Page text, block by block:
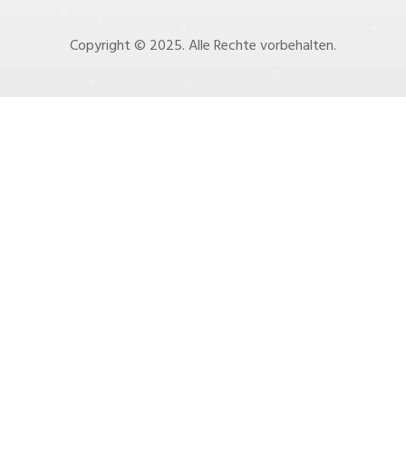
Copyright © 2025. Alle Rechte vorbehalten.